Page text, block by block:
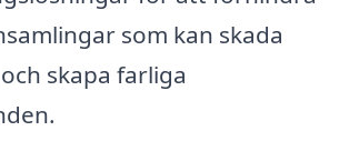
som kan skada
skapa farliga